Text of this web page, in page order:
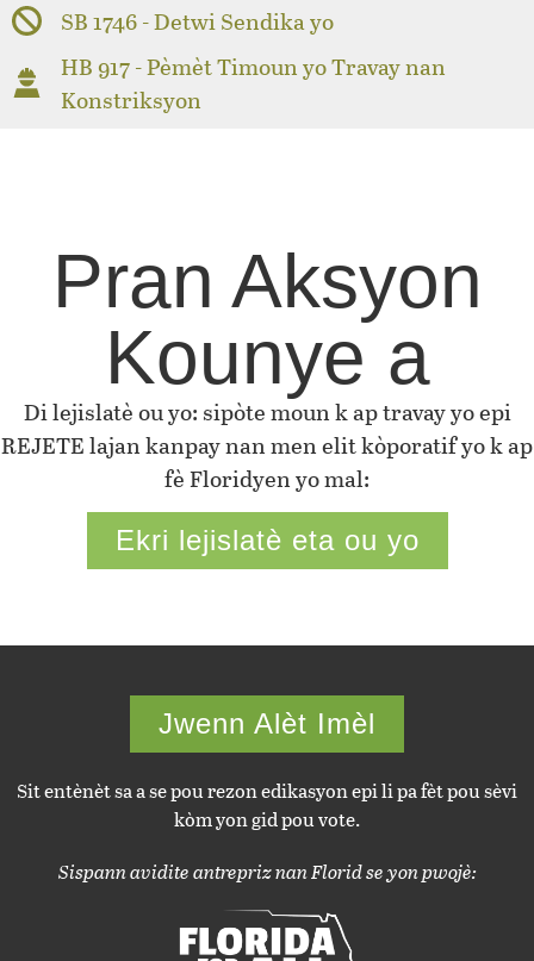
SB 1746 - Detwi Sendika yo
HB 917 - Pèmèt Timoun yo Travay nan
Konstriksyon
Pran Aksyon
Kounye a
Di lejislatè ou yo: sipòte moun k ap travay yo epi
REJETE lajan kanpay nan men elit kòporatif yo k ap
fè Floridyen yo mal:
Ekri lejislatè eta ou yo
Jwenn Alèt Imèl
Sit entènèt sa a se pou rezon edikasyon epi li pa fèt pou sèvi
kòm yon gid pou vote.
Sispann avidite antrepriz nan Florid se yon pwojè: